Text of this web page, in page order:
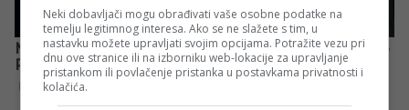
Neki dobavljači mogu obrađivati vaše osobne podatke na
temelju legitimnog interesa. Ako se ne slažete s tim, u
nastavku možete upravljati svojim opcijama. Potražite vezu pri
dnu ove stranice ili na izborniku web-lokacije za upravljanje
pristankom ili povlačenje pristanka u postavkama privatnosti i
kolačića.